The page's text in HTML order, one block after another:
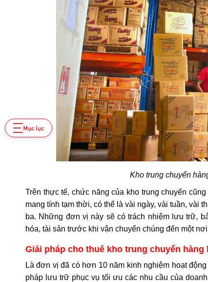
Kho trung chuyển
Trên thực tế, chức năng của kho trung chuyển
mang tính tạm thời, có thể là vài ngày, vài tuần, vài
ba. Những đơn vị này sẽ có trách nhiệm lưu trữ,
hóa, tài sản trước khi vận chuyển chúng đến một
Giải pháp cho thuê kho trung chuyển hàng
Là đơn vị đã có hơn 10 năm kinh nghiệm hoạt
pháp lưu trữ phục vụ tối ưu các nhu cầu của
Mục lục